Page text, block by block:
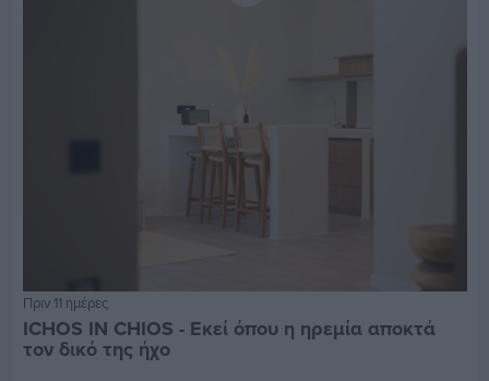
Πριν 11 ημέρες
ICHOS IN CHIOS - Εκεί όπου η ηρεμία αποκτά
τον δικό της ήχο